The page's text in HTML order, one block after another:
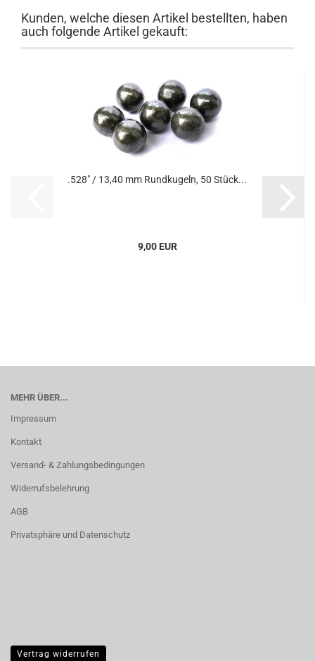
Kunden, welche diesen Artikel bestellten, haben
auch folgende Artikel gekauft:
.528" / 13,40 mm Rundkugeln, 50 Stück...
9,00 EUR
MEHR ÜBER...
Impressum
Kontakt
Versand- & Zahlungsbedingungen
Widerrufsbelehrung
AGB
Privatsphäre und Datenschutz
Vertrag widerrufen